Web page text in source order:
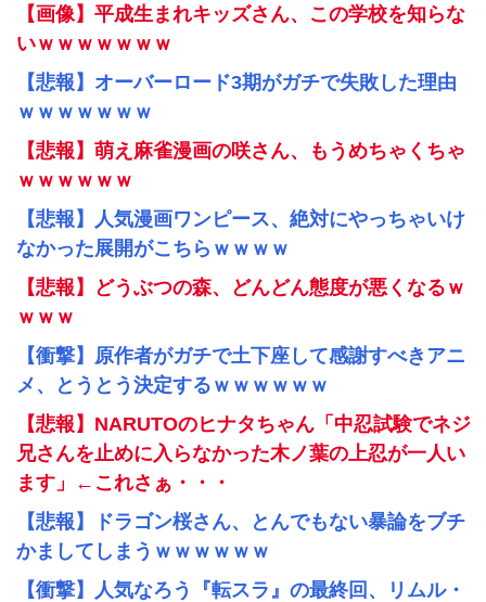
【画像】平成生まれキッズさん、この学校を知らな
いｗｗｗｗｗｗｗ
【悲報】オーバーロード3期がガチで失敗した理由
ｗｗｗｗｗｗｗ
【悲報】萌え麻雀漫画の咲さん、もうめちゃくちゃ
ｗｗｗｗｗｗ
【悲報】人気漫画ワンピース、絶対にやっちゃいけ
なかった展開がこちらｗｗｗｗ
【悲報】どうぶつの森、どんどん態度が悪くなるｗ
ｗｗｗ
【衝撃】原作者がガチで土下座して感謝すべきアニ
メ、とうとう決定するｗｗｗｗｗｗ
【悲報】NARUTOのヒナタちゃん「中忍試験でネジ
兄さんを止めに入らなかった木ノ葉の上忍が一人い
ます」←これさぁ・・・
【悲報】ドラゴン桜さん、とんでもない暴論をブチ
かましてしまうｗｗｗｗｗｗ
【衝撃】人気なろう『転スラ』の最終回、リムル・